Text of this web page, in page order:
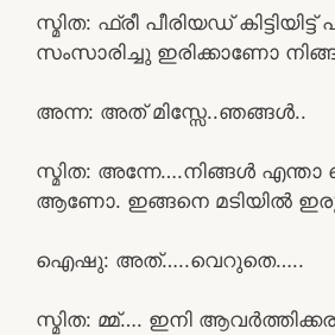
സ്മിത: ഫ്രീ പീരിയഡ് കിട്ടിയിട്ട്
സംസാരിച്ചു ഇരിക്കാണോ
അന്ന: അത് മിസ്സേ..ഞങ്ങൾ..
സ്മിത: അന്നേ….നിങ്ങൾ എന്താ
ആണോ. ഇങ്ങനെ മടിയിൽ
ഐഷു: അത്…..വെറുതെ…..
സ്മിത: മ്മ്…. ഇനി